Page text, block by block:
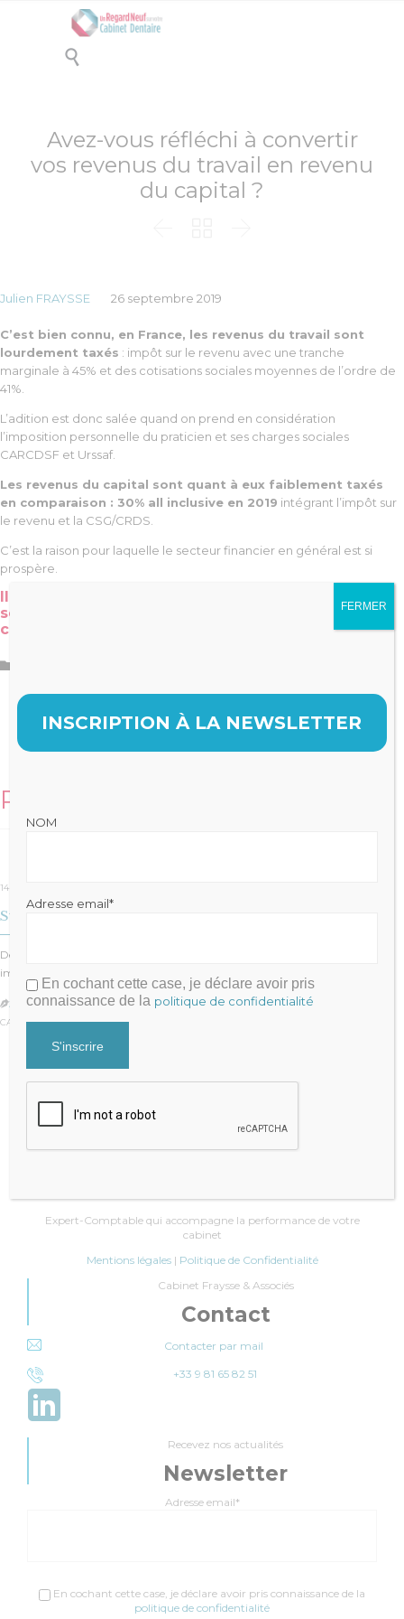

Avez-vous réfléchi à convertir
vos revenus du travail en revenu
du capital ?
Julien FRAYSSE 26 septembre 2019
C’est bien connu, en France, les revenus du travail sont
lourdement taxés : impôt sur le revenu avec une tranche
marginale à 45% et des cotisations sociales moyennes de l’ordre de
41%.
L’adition est donc salée quand on prend en considération
l’imposition personnelle du praticien et ses charges sociales
CARCDSF et Urssaf.
Les revenus du capital sont quant à eux faiblement taxés
en comparaison : 30% all inclusive en 2019 intégrant l’impôt sur
le revenu et la CSG/CRDS.
C’est la raison pour laquelle le secteur financier en général est si
prospère.
Il convient donc d’étudier la faisabilité d’un tel
schéma en lien avec la configuration de votre
cabinet actuel.

Related Stories
14 mai 2020
Stratégie fiscale Post Covid-19
Depuis le démarrage du confinement l’Etat a mis en œuvre des moyens
importants pour soutenir…
JULIEN FRAYSSE
CATÉGORIE :IMPÔTS
Expert-Comptable qui accompagne la performance de votre
cabinet
Mentions légales| Politique de Confidentialité
Cabinet Fraysse & Associés
Contact
Contacter par mail
+33 9 81 65 82 51
Recevez nos actualités
Newsletter
Adresse email*
En cochant cette case, je déclare avoir pris connaissance de la
politique de confidentialité
INSCRIPTION À LA NEWSLETTER
NOM
Adresse email*
En cochant cette case, je déclare avoir pris
connaissance de la politique de confidentialité
FERMER